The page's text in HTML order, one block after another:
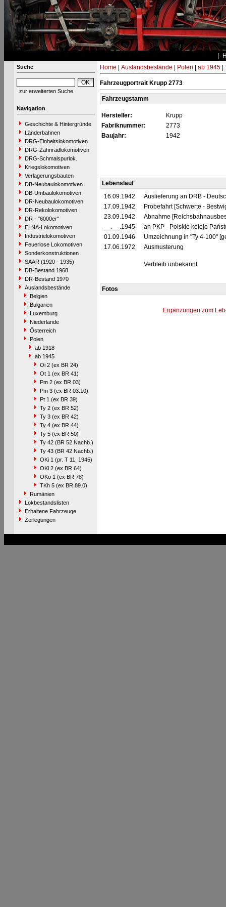
Suche
zur erweiterten Suche
Navigation
Geschichte & Hintergründe
Länderbahnen
DRG-Einheitslokomotiven
DRG-Zahnradlokomotiven
DRG-Schmalspurlok.
Kriegslokomotiven
Verlagerungsbauten
DB-Neubaulokomotiven
DB-Umbaulokomotiven
DR-Neubaulokomotiven
DR-Rekolokomotiven
DR - "6000er"
ELNA-Lokomotiven
Industrielokomotiven
Feuerlose Lokomotiven
Sonderkonstruktionen
SAAR (1920 - 1935)
DB-Bestand 1968
DR-Bestand 1970
Auslandsbestände
Belgien
Bulgarien
Luxemburg
Niederlande
Österreich
Polen
ab 1918
ab 1945
Oi 2 (ex BR 24)
Ot 1 (ex BR 41)
Pm 2 (ex BR 03)
Pm 3 (ex BR 03.10)
Pt 1 (ex BR 39)
Ty 2 (ex BR 52)
Ty 3 (ex BR 42)
Ty 4 (ex BR 44)
Ty 5 (ex BR 50)
Ty 42 (BR 52 Nachb.)
Ty 43 (BR 42 Nachb.)
OKi 1 (pr. T 11, 1945)
OKl 2 (ex BR 64)
OKo 1 (ex BR 78)
TKh 5 (ex BR 89.0)
Rumänien
Lokbestandslisten
Erhaltene Fahrzeuge
Zerlegungen
Home Auslandsbestände Polen ab 1945|
Fahrzeugportrait Krupp 2773
Fahrzeugstamm
Hersteller:
Krupp
Fabriknummer:
2773
Baujahr:
1942
Lebenslauf
16.09.1942
Auslieferung an DRB -
17.09.1942
Probefahrt [Schwerte -
23.09.1942
Abnahme
__.__.1945
an PKP - Polskie koleje
01.09.1946
Umzeichnung in "Ty 4-100"
17.06.1972
Ausmusterung
Verbleib unbekannt
Fotos
Ergänzungen zum